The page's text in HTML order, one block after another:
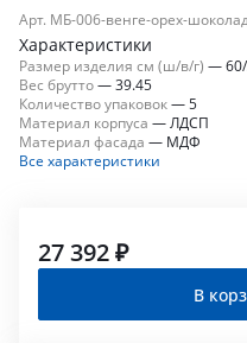
Арт. МБ-006-венге-орех-
Характеристики
Размер изделия см (ш/в/г) —
Вес брутто—39.45
Количество упаковок— 5
Материал корпуса — ЛДСП
Материал фасада — МДФ
Все характеристики
27 392 ₽
В